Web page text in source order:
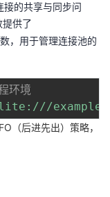
接的共享与同步问
提供了
，用于管理连接池的
环境
（后进先出）策略，